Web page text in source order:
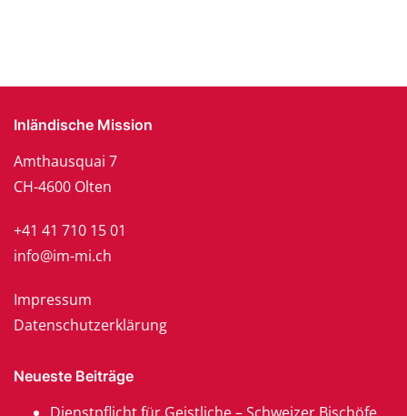
Inländische Mission
Amthausquai 7
CH-4600 Olten
+41 41 710 15 01
info@im-mi.ch
Impressum
Datenschutzerklärung
Neueste Beiträge